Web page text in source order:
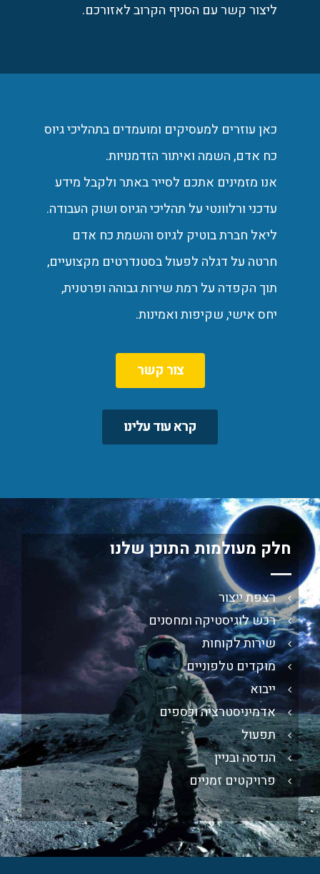
ליצור קשר עם הסניף הקרוב לאזורכם.
כאן עוזרים למעסיקים ומועמדים בתהליכי גיוס
כח אדם, השמה ואיתור הזדמנויות.
אנו מזמינים אתכם לסייר באתר ולקבל מידע
עדכני ורלוונטי על תהליכי הגיוס ושוק העבודה.
ליאל חברת בוטיק לגיוס והשמת כח אדם
חרטה על דגלה לפעול בסטנדרטים מקצועיים,
תוך הקפדה על רמת שירות גבוהה ופרטנית,
יחס אישי, שקיפות ואמינות.
צור קשר
קרא עוד עלינו
חלק מעולמות התוכן שלנו
רצפת ייצור​
רכש לוגיסטיקה ומחסנים​
שירות לקוחות
מוקדים טלפוניים​
ייבוא
אדמיניסטרציה וכספים​
תפעול​
הנדסה ובניין​
פרויקטים זמניים​